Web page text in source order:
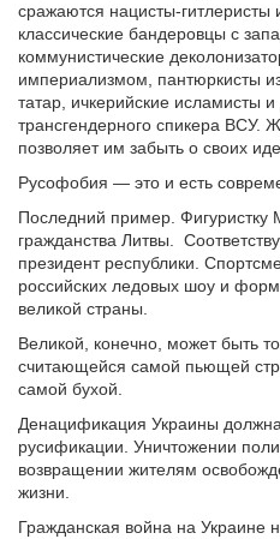
сражаются нацисты-
классические бандеровцы с
коммунистические
империализмом, пантюркисты
татар, ичкерийские исламисты
трансгендерного спикера ВСУ.
позволяет им забыть о своих
Русофобия — это и есть
Последний пример. Фигуристку
гражданства Литвы.
президент республики.
российских ледовых шоу и
великой страны.
Великой, конечно, может быть
считающейся самой пьющей
самой бухой.
Денацификация Украины
русификации. Уничтожении
возвращении жителям
жизни.
Гражданская война на Украине